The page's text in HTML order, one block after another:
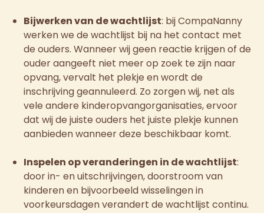
Bijwerken van de wachtlijst: bij CompaNanny
werken we de wachtlijst bij na het contact met
de ouders. Wanneer wij geen reactie krijgen of de
ouder aangeeft niet meer op zoek te zijn naar
opvang, vervalt het plekje en wordt de
inschrijving geannuleerd. Zo zorgen wij, net als
vele andere kinderopvangorganisaties, ervoor
dat wij de juiste ouders het juiste plekje kunnen
aanbieden wanneer deze beschikbaar komt.
Inspelen op veranderingen in de wachtlijst:
door in- en uitschrijvingen, doorstroom van
kinderen en bijvoorbeeld wisselingen in
voorkeursdagen verandert de wachtlijst continu.